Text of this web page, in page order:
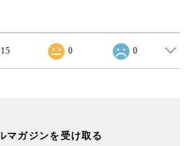
15 0 0
マガジンを受け取る